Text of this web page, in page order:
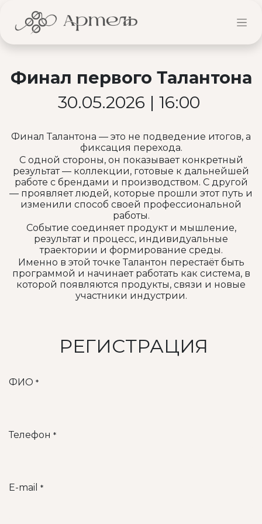
Финал первого Талантона
30.05.2026 | 16:00
Финал Талантона — это не подведение итогов, а
фиксация перехода.
С одной стороны, он показывает конкретный
результат — коллекции, готовые к дальнейшей
работе с брендами и производством. С другой
— проявляет людей, которые прошли этот путь и
изменили способ своей профессиональной
работы.
Событие соединяет продукт и мышление,
результат и процесс, индивидуальные
траектории и формирование среды.
Именно в этой точке Талантон перестаёт быть
программой и начинает работать как система, в
которой появляются продукты, связи и новые
участники индустрии.
РЕГИСТРАЦИЯ
ФИО *
Телефон *
E-mail *